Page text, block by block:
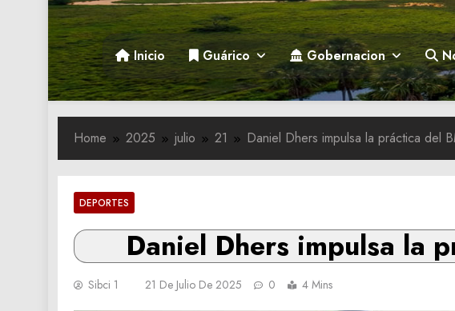
Gobernacion de Guarico
Gobernacion de Guarico
Inicio Guárico Gobernacion
Home 2025 julio 21 Daniel Dhers impulsa la práctica del
DEPORTES
Daniel Dhers impulsa la
Sibci 1 21 De Julio De 2025 0 4 Mins